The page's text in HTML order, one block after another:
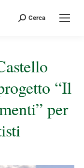
Cerca:
Cerca
“Il
per